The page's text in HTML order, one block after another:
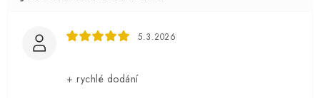
5.3.2026
+ rychlé dodání